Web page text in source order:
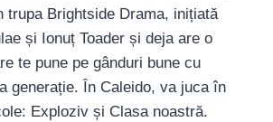
trupa Brightside Drama, inițiată
și Ionuț Toader și deja are o
te pune pe gânduri bune cu
generație. În Caleido, va juca în
Exploziv și Clasa noastră.